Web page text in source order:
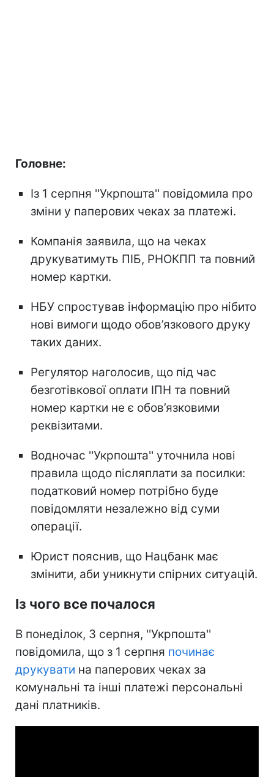
Головне:
Із 1 серпня ''Укрпошта'' повідомила про
зміни у паперових чеках за платежі.
Компанія заявила, що на чеках
друкуватимуть ПІБ, РНОКПП та повний
номер картки.
НБУ спростував інформацію про нібито
нові вимоги щодо обов’язкового друку
таких даних.
Регулятор наголосив, що під час
безготівкової оплати ІПН та повний
номер картки не є обов’язковими
реквізитами.
Водночас ''Укрпошта'' уточнила нові
правила щодо післяплати за посилки:
податковий номер потрібно буде
повідомляти незалежно від суми
операції.
Юрист пояснив, що Нацбанк має
змінити, аби уникнути спірних ситуацій.
Із чого все почалося
В понеділок, 3 серпня, ''Укрпошта''
повідомила, що з 1 серпня починає
друкувати на паперових чеках за
комунальні та інші платежі персональні
дані платників.